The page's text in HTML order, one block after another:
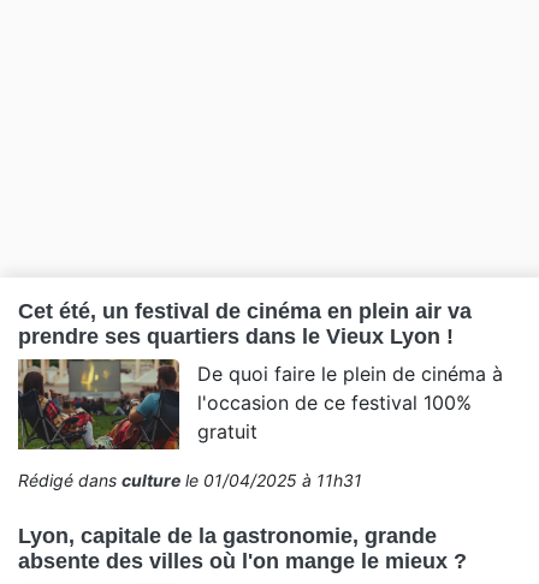
Cet été, un festival de cinéma en plein air va
prendre ses quartiers dans le Vieux Lyon !
De quoi faire le plein de cinéma à
l'occasion de ce festival 100%
gratuit
Rédigé dans culture le 01/04/2025 à 11h31
Lyon, capitale de la gastronomie, grande
absente des villes où l'on mange le mieux ?